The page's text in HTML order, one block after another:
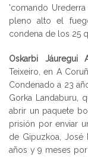
'comando
pleno alto el
condena de los 25
Oskarbi Jáuregui
Teixeiro, en A
Condenado a 23
Gorka Landaburu,
abrir un paquete
prisión por enviar
de Gipuzkoa, José
años y 9 meses